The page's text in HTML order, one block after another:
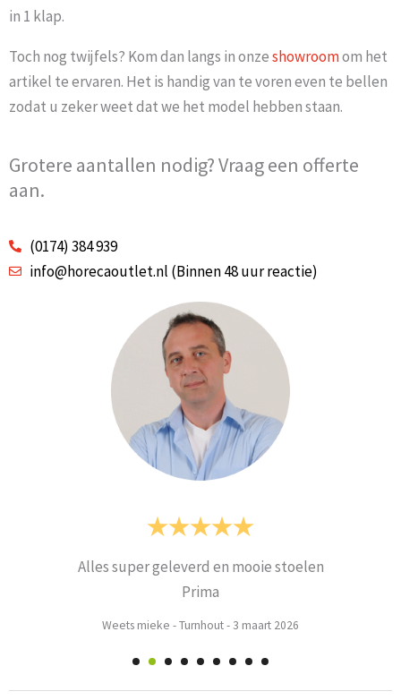
in 1 klap.
Toch nog twijfels? Kom dan langs in onzeshowroomom het
artikel te ervaren. Het is handig van te voren even te bellen
zodat u zeker weet dat we het model hebben staan.
Grotere aantallen nodig? Vraag een offerte
aan.
(0174) 384 939
info@horecaoutlet.nl (Binnen 48 uur reactie)
Alles super geleverd en mooie stoelen
Prima
Weets mieke -Turnhout- 3 maart 2026